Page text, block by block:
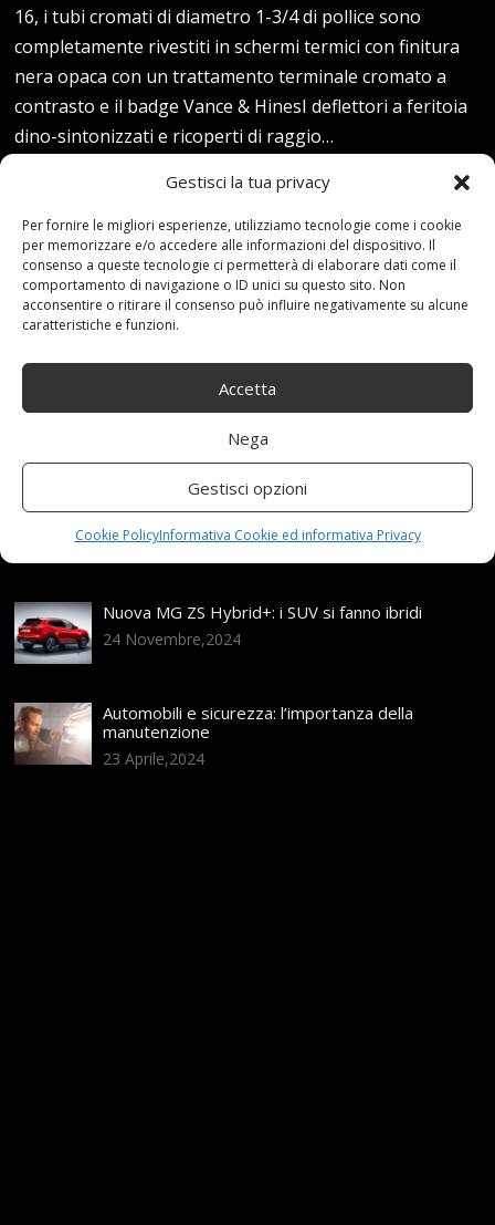
Gestisci la tua privacy
Per fornire le migliori esperienze, utilizziamo tecnologie come i cookie
per memorizzare e/o accedere alle informazioni del dispositivo. Il
consenso a queste tecnologie ci permetterà di elaborare dati come il
comportamento di navigazione o ID unici su questo sito. Non
acconsentire o ritirare il consenso può influire negativamente su alcune
caratteristiche e funzioni.
Accetta
Nega
Gestisci opzioni
Cookie PolicyInformativa Cookie ed informativa Privacy
16, i tubi cromati di diametro 1-3/4 di pollice sono
completamente rivestiti in schermi termici con finitura
nera opaca con un trattamento terminale cromato a
contrasto e il badge Vance & HinesI deflettori a feritoia
dino-sintonizzati e ricoperti di raggio…
Articoli recenti
21 Aprile,2026
Range Rover: un’icona tra i luxury SUV
25 Novembre,2024
Nuova MG ZS Hybrid+: i SUV si fanno ibridi
24 Novembre,2024
Automobili e sicurezza: l’importanza della
manutenzione
23 Aprile,2024